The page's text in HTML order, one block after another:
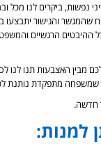
נפשות, ביקרים לנו מכל
והגישור יתבצעו
ההיבטים הרגשיים
מבין האצבעות תנו לנו
מתפקדת נותנת
חדשה.
למנות: